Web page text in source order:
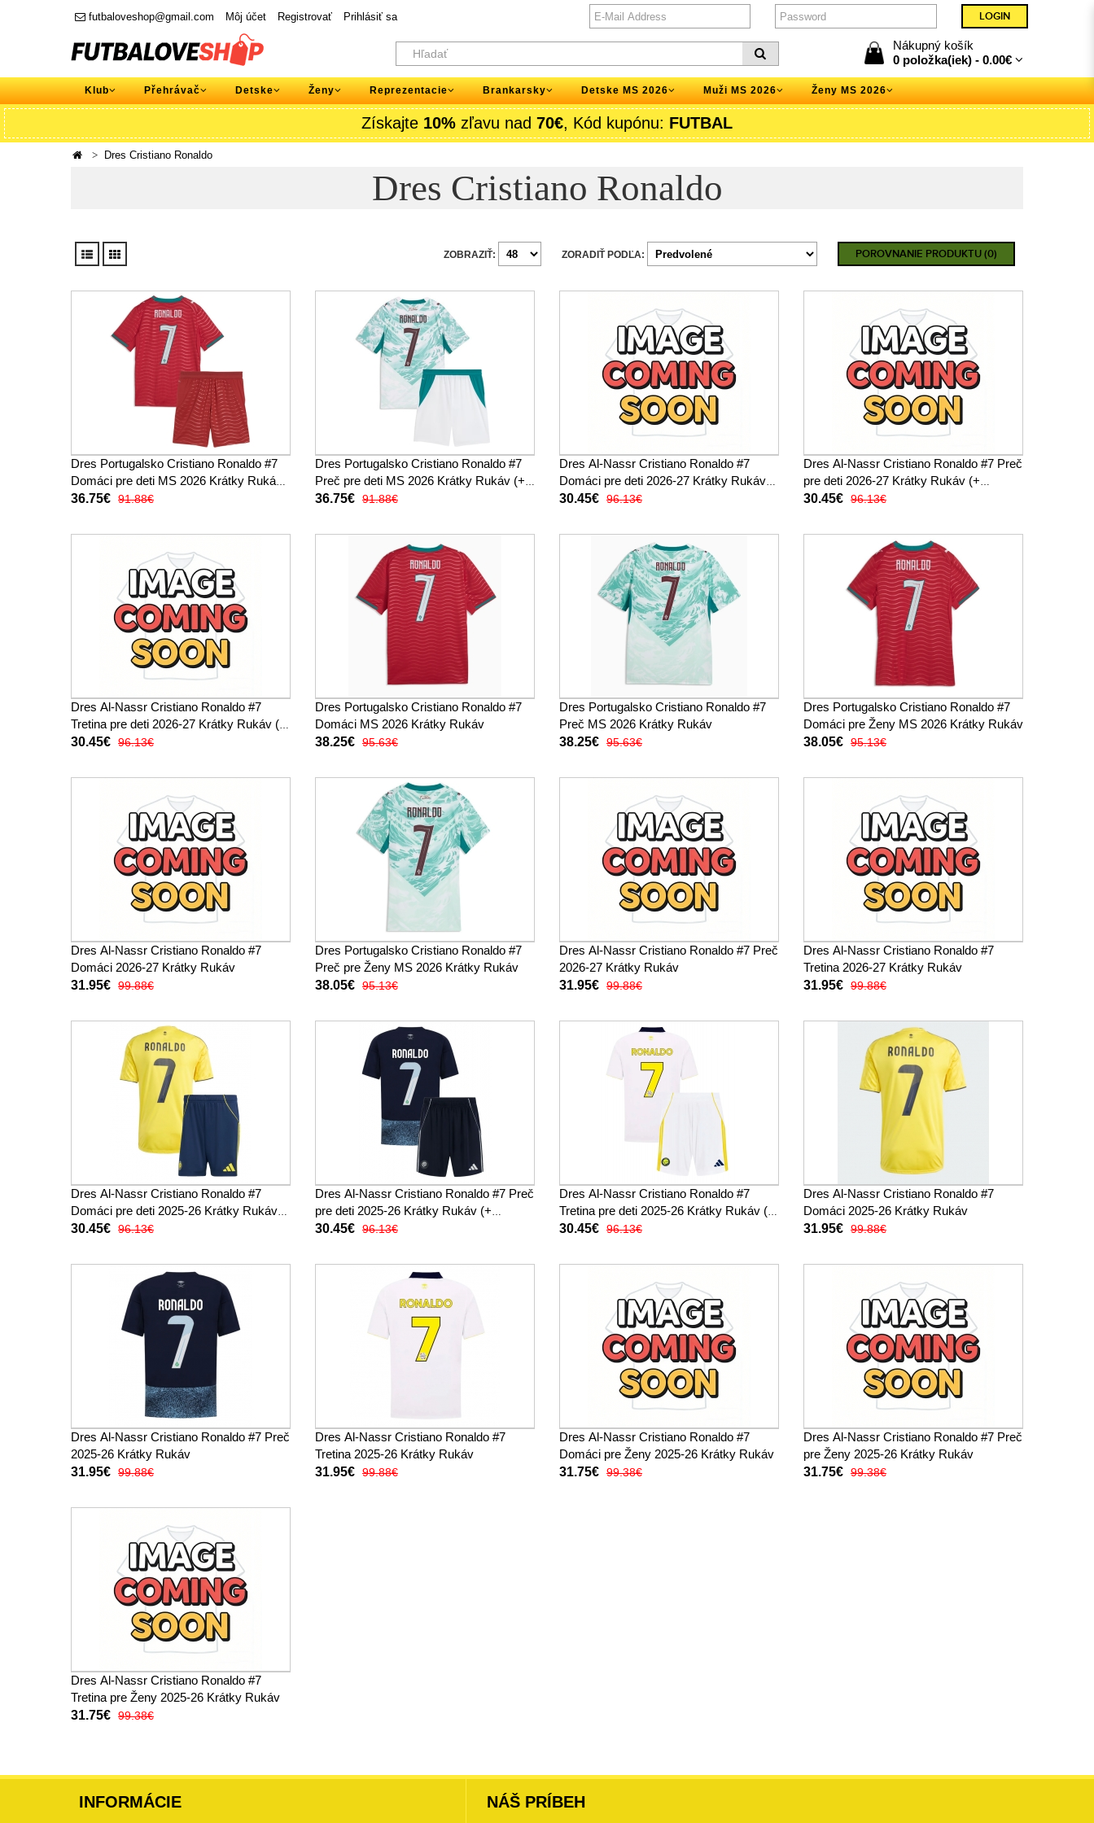
futbaloveshop@gmail.com Môj účet Registrovať Prihlásiť sa
Nákupný košík
0 položka(iek) - 0.00€
Klub Přehrávač Detske Ženy Reprezentacie Brankarsky Detske MS 2026 Muži MS 2026 Ženy MS 2026
Získajte 10% zľavu nad 70€, Kód kupónu: FUTBAL
Dres Cristiano Ronaldo
Dres Cristiano Ronaldo
POROVNANIE PRODUKTU (0)
ZORADIŤ PODĽA:
ZOBRAZIŤ:
Dres Portugalsko Cristiano Ronaldo #7
Domáci pre deti MS 2026 Krátky Rukáv
(+ trenírky)
36.75€ 91.88€
Dres Portugalsko Cristiano Ronaldo #7
Preč pre deti MS 2026 Krátky Rukáv (+
trenírky)
36.75€ 91.88€
Dres Al-Nassr Cristiano Ronaldo #7
Domáci pre deti 2026-27 Krátky Rukáv
(+ trenírky)
30.45€ 96.13€
Dres Al-Nassr Cristiano Ronaldo #7 Preč
pre deti 2026-27 Krátky Rukáv (+
trenírky)
30.45€ 96.13€
Dres Al-Nassr Cristiano Ronaldo #7
Tretina pre deti 2026-27 Krátky Rukáv (+
trenírky)
30.45€ 96.13€
Dres Portugalsko Cristiano Ronaldo #7
Domáci MS 2026 Krátky Rukáv
38.25€ 95.63€
Dres Portugalsko Cristiano Ronaldo #7
Preč MS 2026 Krátky Rukáv
38.25€ 95.63€
Dres Portugalsko Cristiano Ronaldo #7
Domáci pre Ženy MS 2026 Krátky Rukáv
38.05€ 95.13€
Dres Al-Nassr Cristiano Ronaldo #7
Domáci 2026-27 Krátky Rukáv
31.95€ 99.88€
Dres Portugalsko Cristiano Ronaldo #7
Preč pre Ženy MS 2026 Krátky Rukáv
38.05€ 95.13€
Dres Al-Nassr Cristiano Ronaldo #7 Preč
2026-27 Krátky Rukáv
31.95€ 99.88€
Dres Al-Nassr Cristiano Ronaldo #7
Tretina 2026-27 Krátky Rukáv
31.95€ 99.88€
Dres Al-Nassr Cristiano Ronaldo #7
Domáci pre deti 2025-26 Krátky Rukáv
(+ trenírky)
30.45€ 96.13€
Dres Al-Nassr Cristiano Ronaldo #7 Preč
pre deti 2025-26 Krátky Rukáv (+
trenírky)
30.45€ 96.13€
Dres Al-Nassr Cristiano Ronaldo #7
Tretina pre deti 2025-26 Krátky Rukáv (+
trenírky)
30.45€ 96.13€
Dres Al-Nassr Cristiano Ronaldo #7
Domáci 2025-26 Krátky Rukáv
31.95€ 99.88€
Dres Al-Nassr Cristiano Ronaldo #7 Preč
2025-26 Krátky Rukáv
31.95€ 99.88€
Dres Al-Nassr Cristiano Ronaldo #7
Tretina 2025-26 Krátky Rukáv
31.95€ 99.88€
Dres Al-Nassr Cristiano Ronaldo #7
Domáci pre Ženy 2025-26 Krátky Rukáv
31.75€ 99.38€
Dres Al-Nassr Cristiano Ronaldo #7 Preč
pre Ženy 2025-26 Krátky Rukáv
31.75€ 99.38€
Dres Al-Nassr Cristiano Ronaldo #7
Tretina pre Ženy 2025-26 Krátky Rukáv
31.75€ 99.38€
INFORMÁCIE NÁŠ PRÍBEH